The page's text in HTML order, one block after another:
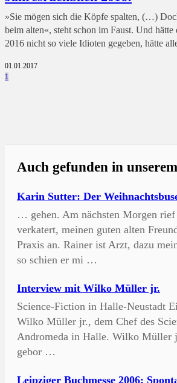
»Sie mögen sich die Köpfe spalten, (…)
beim alten«, steht schon im Faust. Und hätte
2016 nicht so viele Idioten gegeben, hätte
01.01.2017
1
Auch gefunden in
Karin Sutter: Der
… gehen. Am nächsten Morgen
verkatert, meinen guten alten
Praxis an. Rainer ist Arzt, dazu
so schien er mi …
Interview mit Wilko Müller jr.
Science-Fiction in Halle-Neustadt
Wilko Müller jr., dem Chef des
Andromeda in Halle. Wilko Müller
gebor …
Leipziger Buchmesse 2006: